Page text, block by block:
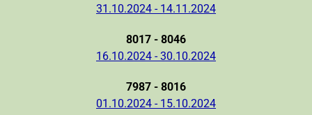
31.10.2024 - 14.11.2024
8017 - 8046
16.10.2024 - 30.10.2024
7987 - 8016
01.10.2024 - 15.10.2024